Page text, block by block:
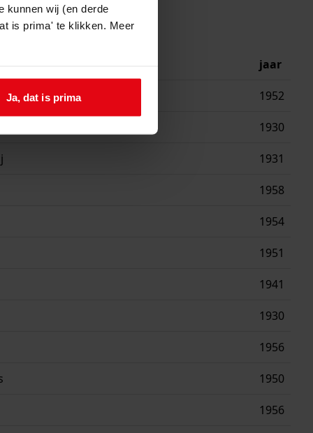
kunnen wij (en derde
is prima' te klikken. Meer
Ja, dat is prima
jaar
1952
1930
1931
1958
1954
1951
1941
1930
1956
1950
1956